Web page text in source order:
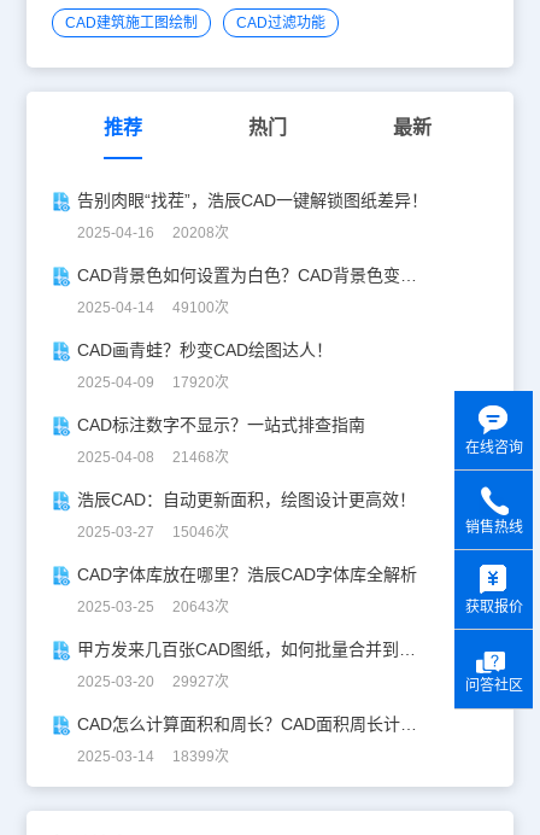
CAD建筑施工图绘制 CAD过滤功能
推荐 热门 最新
告别肉眼“找茬”，浩辰CAD一键解锁图纸差异！
2025-04-16 20208次
CAD背景色如何设置为白色？CAD背景色变白实操指南
2025-04-14 49100次
CAD画青蛙？秒变CAD绘图达人！
2025-04-09 17920次
CAD标注数字不显示？一站式排查指南
2025-04-08 21468次
浩辰CAD：自动更新面积，绘图设计更高效！
2025-03-27 15046次
CAD字体库放在哪里？浩辰CAD字体库全解析
2025-03-25 20643次
甲方发来几百张CAD图纸，如何批量合并到一张设计图中？
2025-03-20 29927次
CAD怎么计算面积和周长？CAD面积周长计算全攻略
2025-03-14 18399次
在线咨询
销售热线
获取报价
问答社区